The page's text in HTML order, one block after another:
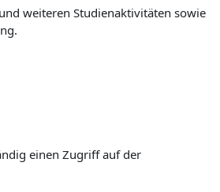
weiteren Studienaktivitäten sowie
einen Zugriff auf der